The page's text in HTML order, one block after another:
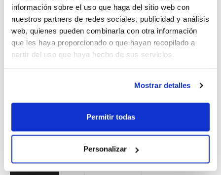
información sobre el uso que haga del sitio web con
nuestros partners de redes sociales, publicidad y análisis
web, quienes pueden combinarla con otra información
que les haya proporcionado o que hayan recopilado a
partir del uso que haya hecho de sus servicios.
Mostrar detalles
Permitir todas
Personalizar
mientras que en el Junior Femenino
estaránSara Pastrana,Abel Cister y
Alejandro Climent.